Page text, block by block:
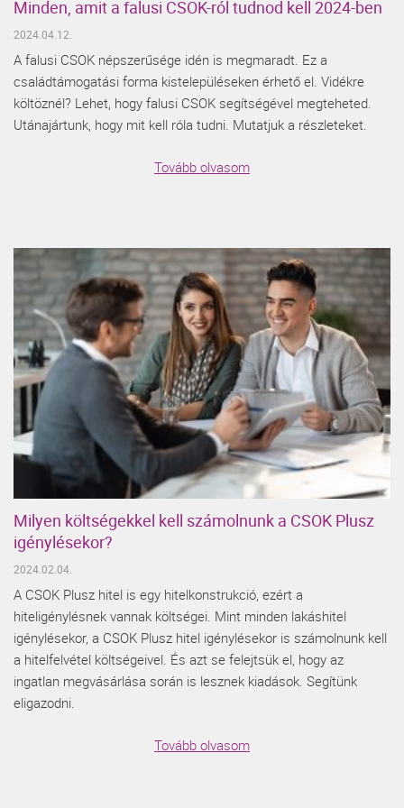
Minden, amit a falusi CSOK-ról tudnod kell 2024-ben
2024.04.12.
A falusi CSOK népszerűsége idén is megmaradt. Ez a
családtámogatási forma kistelepüléseken érhető el. Vidékre
költöznél? Lehet, hogy falusi CSOK segítségével megteheted.
Utánajártunk, hogy mit kell róla tudni. Mutatjuk a részleteket.
Tovább olvasom
Milyen költségekkel kell számolnunk a CSOK Plusz
igénylésekor?
2024.02.04.
A CSOK Plusz hitel is egy hitelkonstrukció, ezért a
hiteligénylésnek vannak költségei. Mint minden lakáshitel
igénylésekor, a CSOK Plusz hitel igénylésekor is számolnunk kell
a hitelfelvétel költségeivel. És azt se felejtsük el, hogy az
ingatlan megvásárlása során is lesznek kiadások. Segítünk
eligazodni.
Tovább olvasom